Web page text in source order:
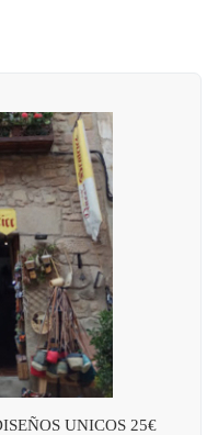
UNICOS 25€